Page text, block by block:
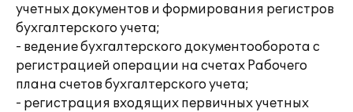
учетных документов и формирования регистров
бухгалтерского учета;
- ведение бухгалтерского документооборота с
регистрацией операции на счетах Рабочего
плана счетов бухгалтерского учета;
- регистрация входящих первичных учетных